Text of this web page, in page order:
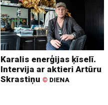
Karalis enerģijas ķīselī.
Intervija ar aktieri Artūru
Skrastiņu © DIENA